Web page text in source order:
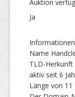
Auktion
Ja
Name
TLD-
aktiv seit 6
Länge von